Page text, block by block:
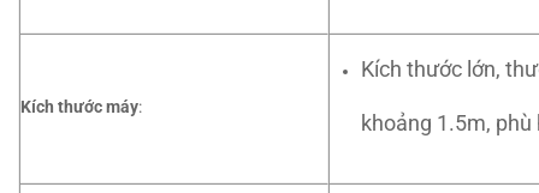
Kích thước máy:
Kích thước lớn,
khoảng 1.5m, phù